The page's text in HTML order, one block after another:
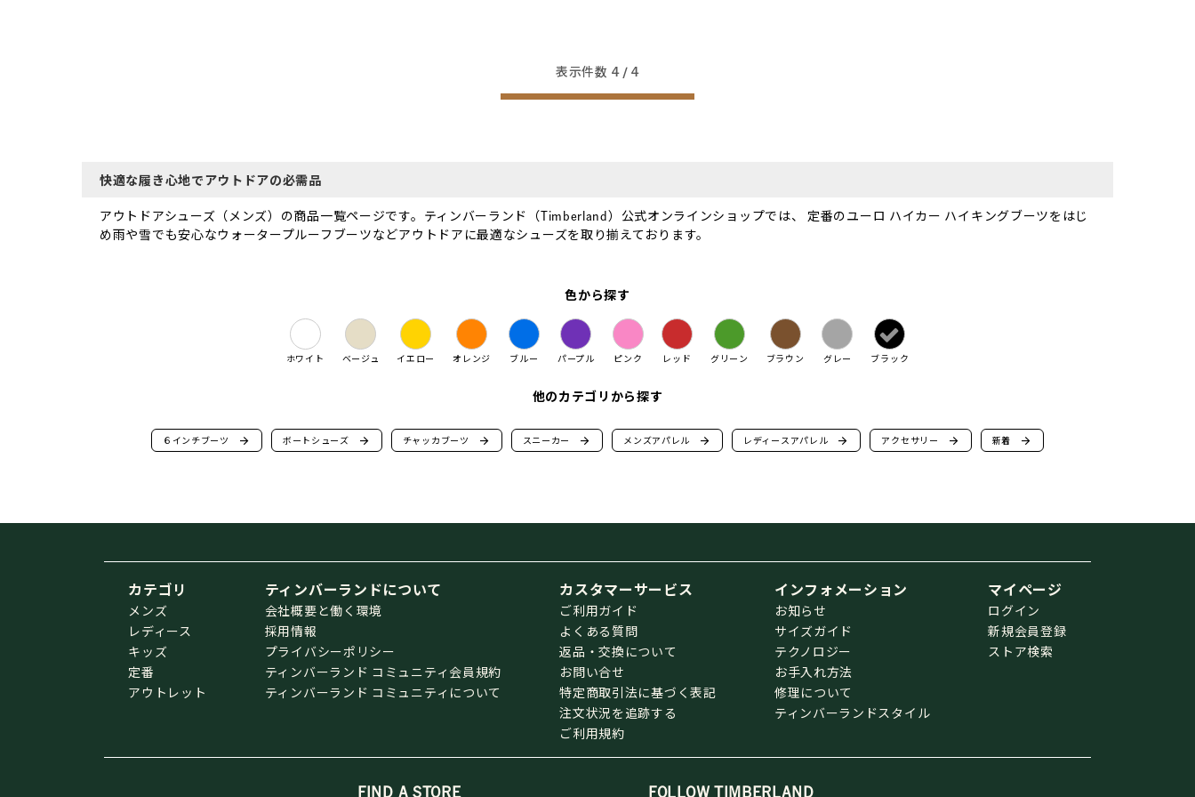
表示件数 4 / 4
快適な履き心地でアウトドアの必需品
アウトドアシューズ（メンズ）の商品一覧ページです。ティンバーランド（Timberland）公式オンラインショップでは、 定番のユーロ ハイカー ハイキングブーツをはじ
め雨や雪でも安心なウォータープルーフブーツなどアウトドアに最適なシューズを取り揃えております。
色から探す
ホワイト ベージュ イエロー オレンジ ブルー パープル ピンク レッド グリーン ブラウン グレー ブラック
他のカテゴリから探す
６インチブーツ arrow_forward ボートシューズ arrow_forward チャッカブーツ arrow_forward スニーカー arrow_forward メンズアパレル arrow_forward レディースアパレル arrow_forward アクセサリー arrow_forward 新着 arrow_forward
カテゴリ
メンズ
レディース
キッズ
定番
アウトレット
ティンバーランドについて
会社概要と働く環境
採用情報
プライバシーポリシー
ティンバーランド コミュニティ会員規約
ティンバーランド コミュニティについて
カスタマーサービス
ご利用ガイド
よくある質問
返品・交換について
お問い合せ
特定商取引法に基づく表記
注文状況を追跡する
ご利用規約
インフォメーション
お知らせ
サイズガイド
テクノロジー
お手入れ方法
修理について
ティンバーランドスタイル
マイページ
ログイン
新規会員登録
ストア検索
FIND A STORE FOLLOW TIMBERLAND